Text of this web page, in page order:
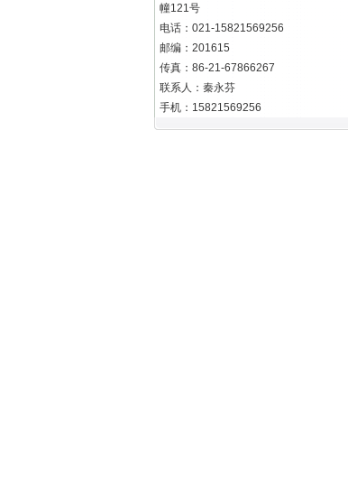
幢121号
电话：021-15821569256
邮编：201615
传真：86-21-67866267
联系人：秦永芬
手机：15821569256